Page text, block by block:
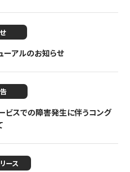
ーアルのお知らせ
ビスでの障害発生に伴うコング
ース